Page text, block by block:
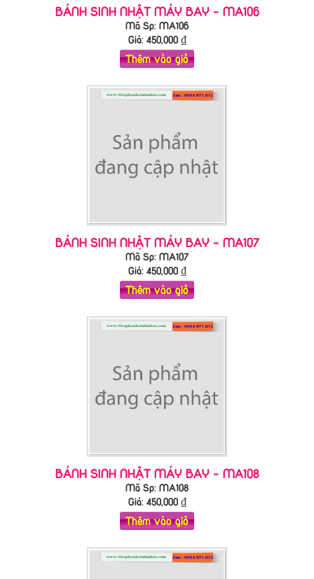
BÁNH SINH NHẬT MÁY BAY - MA106
Mã Sp: MA106
Giá: 450,000₫
Thêm vào giỏ
BÁNH SINH NHẬT MÁY BAY - MA107
Mã Sp: MA107
Giá: 450,000₫
Thêm vào giỏ
BÁNH SINH NHẬT MÁY BAY - MA108
Mã Sp: MA108
Giá: 450,000₫
Thêm vào giỏ